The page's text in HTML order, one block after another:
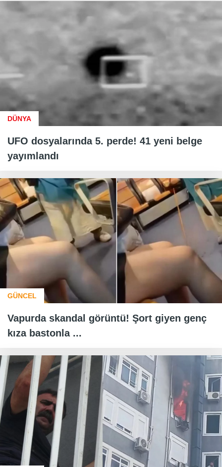
DÜNYA
UFO dosyalarında 5. perde! 41 yeni belge
yayımlandı
GÜNCEL
Vapurda skandal görüntü! Şort giyen genç
kıza bastonla ...